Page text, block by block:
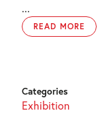
...
READ MORE
Categories
Exhibition